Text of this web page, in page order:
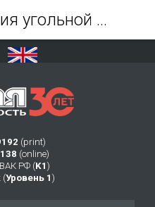
(print)
(online)
РФ (K1 )
(Уровень 1 )
Реструктуризация угольной промышленности: очередной этап – преобразование организационной структуры управления предприятием - Журнал Горная промышленность